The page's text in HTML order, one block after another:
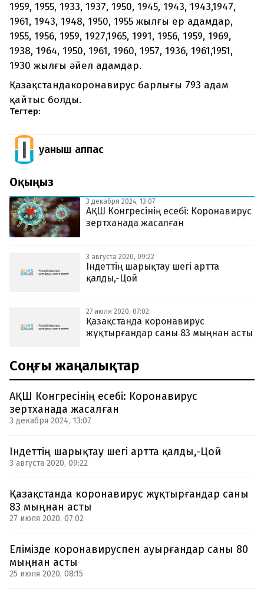
1959, 1955, 1933, 1937, 1950, 1945, 1943, 1943,1947,
1961, 1943, 1948, 1950, 1955 жылғы ер адамдар,
1955, 1956, 1959, 1927,1965, 1991, 1956, 1959, 1969,
1938, 1964, 1950, 1961, 1960, 1957, 1936, 1961,1951,
1930 жылғы әйел адамдар.
Қазақстандакоронавирус барлығы 793 адам
қайтыс болды.
Тегтер:
Қуаныш Қаппас
Оқыңыз
3 декабря 2024, 13:07
АҚШ Конгресінің есебі: Коронавирус
зертханада жасалған
3 августа 2020, 09:22
Індеттің шарықтау шегі артта
қалды,-Цой
27 июля 2020, 07:02
Қазақстанда коронавирус
жұқтырғандар саны 83 мыңнан асты
Соңғы жаңалықтар
АҚШ Конгресінің есебі: Коронавирус
зертханада жасалған
3 декабря 2024, 13:07
Індеттің шарықтау шегі артта қалды,-Цой
3 августа 2020, 09:22
Қазақстанда коронавирус жұқтырғандар саны
83 мыңнан асты
27 июля 2020, 07:02
Елімізде коронавируспен ауырғандар саны 80
мыңнан асты
25 июля 2020, 08:15